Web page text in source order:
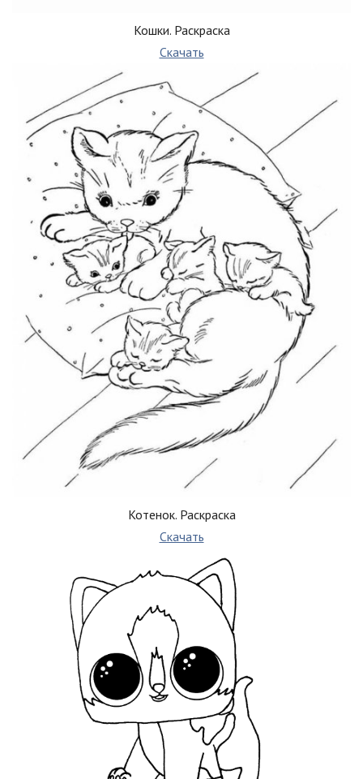
Кошки. Раскраска
Скачать
Котенок. Раскраска
Скачать